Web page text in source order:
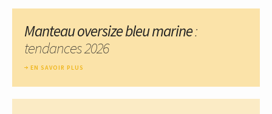
Manteau oversize bleu marine:
tendances 2026
EN SAVOIR PLUS